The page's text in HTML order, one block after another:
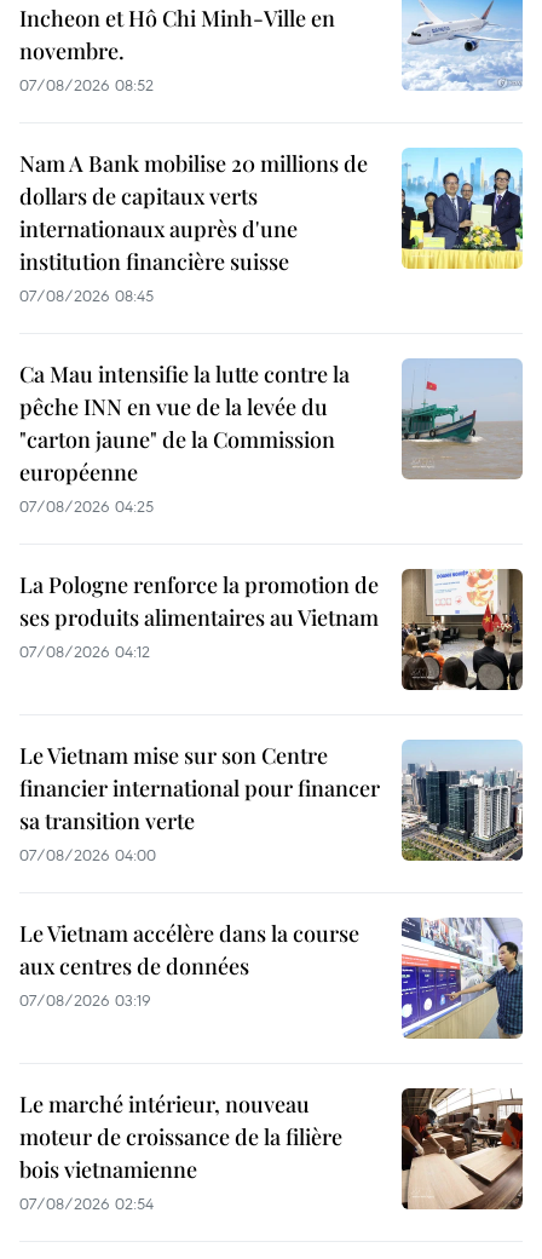
Incheon et Hô Chi Minh-Ville en
novembre.
07/08/2026 08:52
Nam A Bank mobilise 20 millions de
dollars de capitaux verts
internationaux auprès d'une
institution financière suisse
07/08/2026 08:45
Ca Mau intensifie la lutte contre la
pêche INN en vue de la levée du
"carton jaune" de la Commission
européenne
07/08/2026 04:25
La Pologne renforce la promotion de
ses produits alimentaires au Vietnam
07/08/2026 04:12
Le Vietnam mise sur son Centre
financier international pour financer
sa transition verte
07/08/2026 04:00
Le Vietnam accélère dans la course
aux centres de données
07/08/2026 03:19
Le marché intérieur, nouveau
moteur de croissance de la filière
bois vietnamienne
07/08/2026 02:54